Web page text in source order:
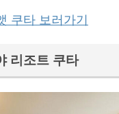
쿠타 보러가기
리조트 쿠타